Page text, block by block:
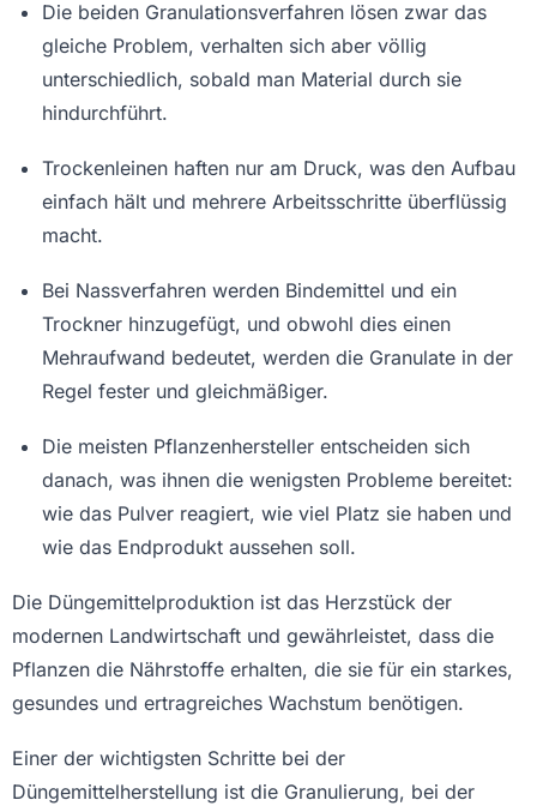
Die beiden Granulationsverfahren lösen zwar das
gleiche Problem, verhalten sich aber völlig
unterschiedlich, sobald man Material durch sie
hindurchführt.
Trockenleinen haften nur am Druck, was den Aufbau
einfach hält und mehrere Arbeitsschritte überflüssig
macht.
Bei Nassverfahren werden Bindemittel und ein
Trockner hinzugefügt, und obwohl dies einen
Mehraufwand bedeutet, werden die Granulate in der
Regel fester und gleichmäßiger.
Die meisten Pflanzenhersteller entscheiden sich
danach, was ihnen die wenigsten Probleme bereitet:
wie das Pulver reagiert, wie viel Platz sie haben und
wie das Endprodukt aussehen soll.
Die Düngemittelproduktion ist das Herzstück der
modernen Landwirtschaft und gewährleistet, dass die
Pflanzen die Nährstoffe erhalten, die sie für ein starkes,
gesundes und ertragreiches Wachstum benötigen.
Einer der wichtigsten Schritte bei der
Düngemittelherstellung ist die Granulierung, bei der